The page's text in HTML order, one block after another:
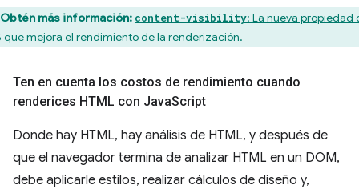
Obtén más información: content-visibility: La nueva propiedad
que mejora el rendimiento de la renderización.
Ten en cuenta los costos de rendimiento cuando
renderices HTML con JavaScript
Donde hay HTML, hay análisis de HTML, y después de
que el navegador termina de analizar HTML en un DOM,
debe aplicarle estilos, realizar cálculos de diseño y,